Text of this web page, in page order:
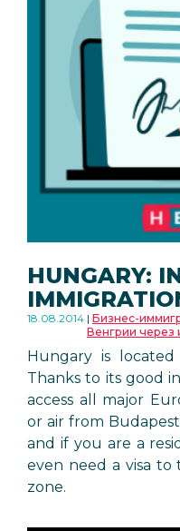
HUNGARY:
18.08.2014 Бизнес-
Венгрии через
Hungary is
Thanks to its good
access all major
or air from
and if you are a
even need a visa to
zone.